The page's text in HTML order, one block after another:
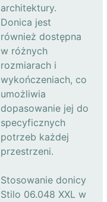
architektury.
Donica jest
również dostępna
w różnych
rozmiarach i
wykończeniach, co
umożliwia
dopasowanie jej do
specyficznych
potrzeb każdej
przestrzeni.
Stosowanie donicy
Stilo 06.048 XXL w